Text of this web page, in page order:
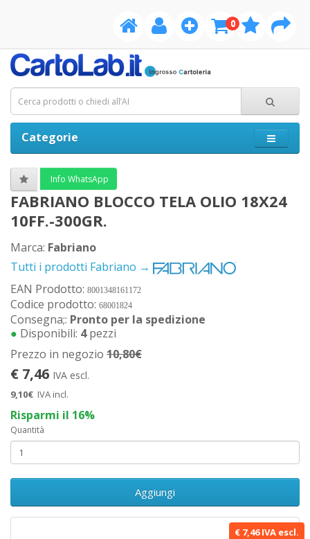
0
Categorie
€ 7,46 IVA escl.
Info WhatsApp
FABRIANO BLOCCO TELA OLIO 18X24
10FF.-300GR.
Marca: Fabriano
Tutti i prodotti Fabriano →
EAN Prodotto: 8001348161172
Codice prodotto: 68001824
Consegna;: Pronto per la spedizione
● Disponibili: 4pezzi
Prezzo in negozio 10,80€
€ 7,46 IVA escl.
9,10€ IVA incl.
Risparmi il 16%
Quantità
Aggiungi